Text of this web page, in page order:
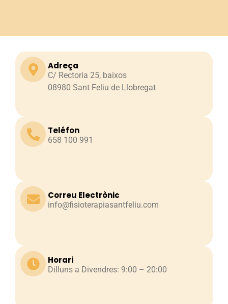
Adreça
C/ Rectoria 25, baixos
08980 Sant Feliu de Llobregat
Teléfon
658 100 991
Correu Electrònic
info@fisioterapiasantfeliu.com
Horari
Dilluns a Divendres: 9:00 – 20:00